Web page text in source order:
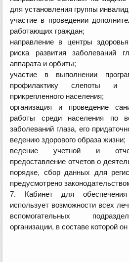
для установления группы
участие в проведении
работающих граждан;
направление в центры
риска развития заболеваний
аппарата и орбиты;
участие в выполнении
профилактику слепоты и
прикрепленного населения;
организация и проведение
работы среди населения по
заболеваний глаза, его
ведению здорового образа жизни;
ведение учетной и
предоставление отчетов о
порядке, сбор данных для
предусмотрено
7. Кабинет для обеспечения
использует возможности всех
вспомогательных
организации, в составе которой